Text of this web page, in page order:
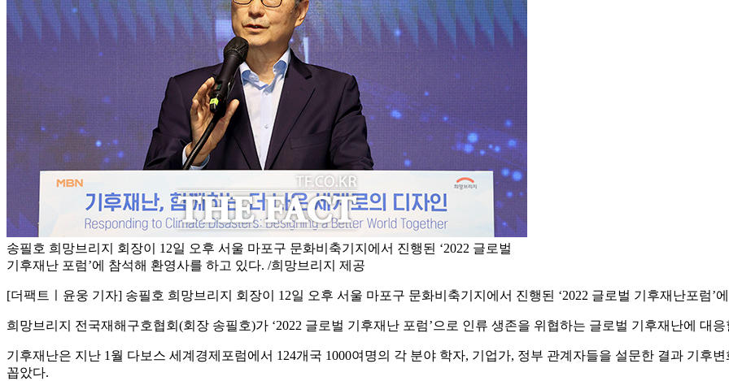
송필호 희망브리지 회장이 12일 오후 서울 마포구 문화비축기지에서 진행된 ‘2022 글로벌
기후재난 포럼’에 참석해 환영사를 하고 있다. /희망브리지 제공
[더팩트ㅣ윤웅 기자] 송필호 희망브리지 회장이 12일 오후 서울 마포구 문화비축기지에서 진행된 ‘2022 글로벌 기후재난포럼’
희망브리지 전국재해구호협회(회장 송필호)가 ‘2022 글로벌 기후재난 포럼’으로 인류 생존을 위협하는 글로벌 기후재난에 대
기후재난은 지난 1월 다보스 세계경제포럼에서 124개국 1000여명의 각 분야 학자, 기업가, 정부 관계자들을 설문한 결과 기후
꼽았다.